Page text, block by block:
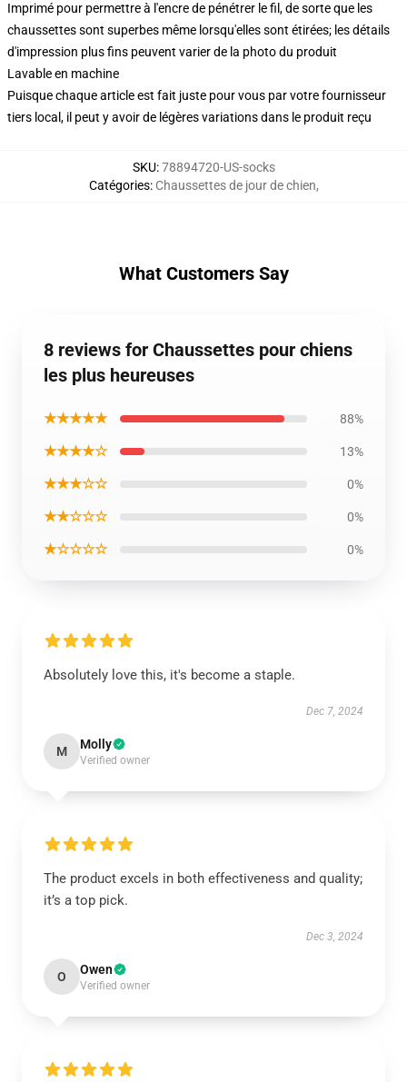
Imprimé pour permettre à l'encre de pénétrer le fil, de sorte que les
chaussettes sont superbes même lorsqu'elles sont étirées; les détails
d'impression plus fins peuvent varier de la photo du produit
Lavable en machine
Puisque chaque article est fait juste pour vous par votre fournisseur
tiers local, il peut y avoir de légères variations dans le produit reçu
SKU:78894720-US-socks
Catégories: Chaussettes de jour de chien,
What Customers Say
8 reviews for Chaussettes pour chiens
les plus heureuses
★★★★★ 88%
★★★★☆ 13%
★★★☆☆ 0%
★★☆☆☆ 0%
★☆☆☆☆ 0%
Absolutely love this, it's become a staple.
Dec 7, 2024
M Molly
Verified owner
The product excels in both effectiveness and quality;
it’s a top pick.
Dec 3, 2024
O Owen
Verified owner